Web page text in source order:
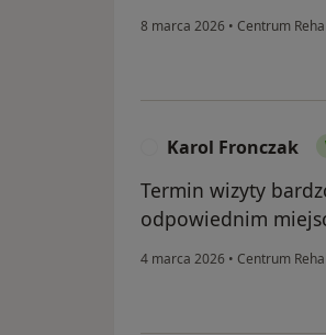
8 marca 2026 • Centrum
Karol Fronczak
Termin wizyty
odpowiednim
4 marca 2026 • Centrum